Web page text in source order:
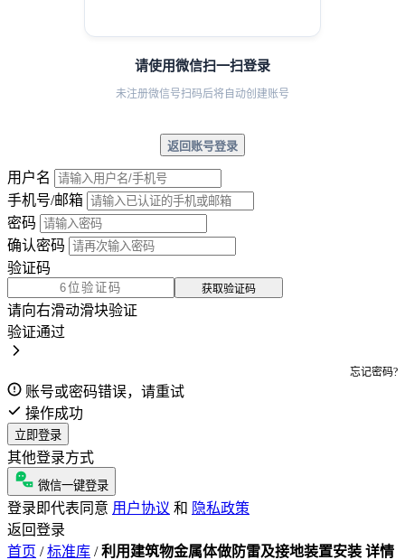
请使用微信扫一扫登录
未注册微信号扫码后将自动创建账号
返回账号登录
用户名
手机号/邮箱
密码
确认密码
验证码
获取验证码
请向右滑动滑块验证
验证通过
忘记密码?
账号或密码错误，请重试
操作成功
立即登录
其他登录方式
微信一键登录
登录即代表同意 用户协议 和 隐私政策
返回登录
首页 / 标准库 / 利用建筑物金属体做防雷及接地装置安装 详情